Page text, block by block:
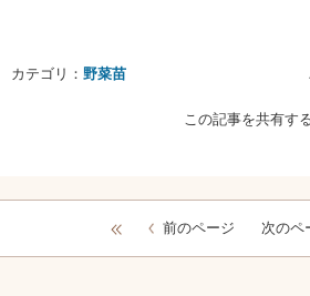
カテゴリ： 野菜苗
この記事を共有す
前のページ 次のペ